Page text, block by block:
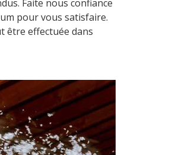
Faite nous confiance
pour vous satisfaire.
être effectuée dans